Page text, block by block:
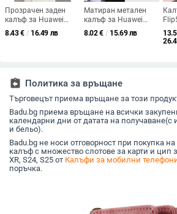
Прозрачен заден
калъф за Huawei
Honor
100/100Pro/X100P,
8.43€ / 16.49 лв
Матиран метален
калъф за Huawei
Enjoy 80S, Enjoy 70
Plus, Enjoy 70 Pro и
топлината
8.02€ / 15.69 лв
и
assignment_return Политика за връщане
Търговецът приема връщане за този
Badu.bg приема връщане на всички
календарни дни от датата на
и бельо).
Badu.bg не носи отговорност при покупка
калъф с множество слотове за карти и цип
XR, S24, S25 от Калъфи за мобилни
поръчка.